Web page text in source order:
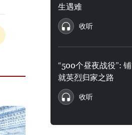
生遇难
收听
“500个昼夜战役”: 铺
就英烈归家之路
收听